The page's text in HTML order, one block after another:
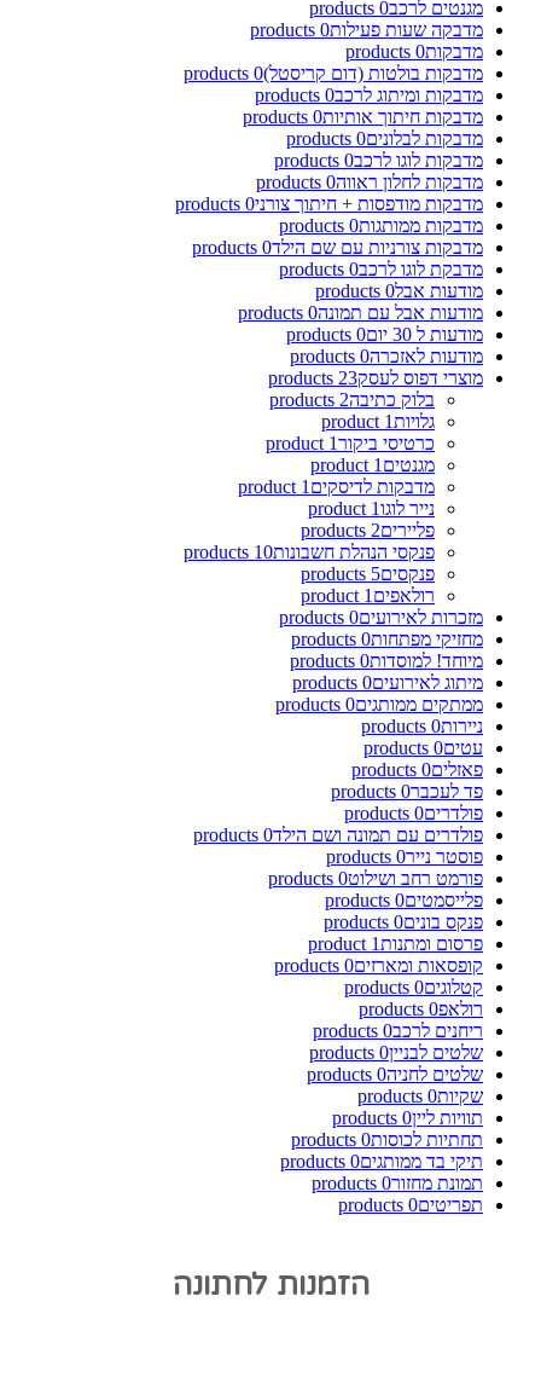
מגנטים לרכב0
products
מדבקה שעות פעילות0
products
מדבקות0
products
מדבקות בולטות (דום קריסטל)0
products
מדבקות ומיתוג לרכב0
products
מדבקות חיתוך אותיות0
products
מדבקות לבלונים0
products
מדבקות לוגו לרכב0
products
מדבקות לחלון ראווה0
products
מדבקות מודפסות + חיתוך צורני0
products
מדבקות ממותגות0
products
מדבקות צורניות עם שם הילד0
products
מדבקת לוגו לרכב0
products
מודעות אבל0
products
מודעות אבל עם תמונה0
products
מודעות ל 30 יום
0
products
מודעות לאזכרה0
products
מוצרי דפוס לעסק23
products
בלוק כתיבה2
products
גלויות1
product
כרטיסי ביקור1
product
מגנטים 1
product
מדבקות לדיסקים 1
product
נייר לוגו1
product
פליירים2
products
פנקסי הנהלת חשבונות10
products
פנקסים5
products
רולאפים 1
product
מזכרות לאירועים0
products
מחזיקי מפתחות0
products
מיוחד! למוסדות0
products
מיתוג לאירועים0
products
ממתקים ממותגים0
products
ניירות0
products
עטים0
products
פאזלים0
products
פד לעכבר0
products
פולדרים0
products
פולדרים עם תמונה ושם הילד0
products
פוסטר נייר0
products
פורמט רחב ושילוט0
products
פלייסמטים0
products
פנקס בונים0
products
פרסום ומתנות1
product
קופסאות ומארזים0
products
קטלוגים0
products
רולאפ0
products
ריחנים לרכב0
products
שלטים לבניין0
products
שלטים לחניה0
products
שקיות0
products
תוויות ליין0
products
תחתיות לכוסות0
products
תיקי בד ממותגים0
products
תמונת מחזור0
products
תפריטים0
products
הזמנות לחתונה